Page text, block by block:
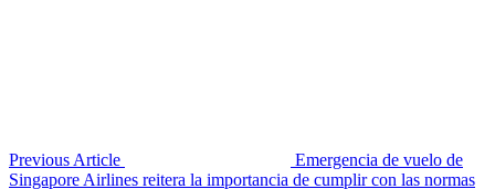
Previous Article
Emergencia de vuelo de
Singapore Airlines reitera la importancia de cumplir con las normas